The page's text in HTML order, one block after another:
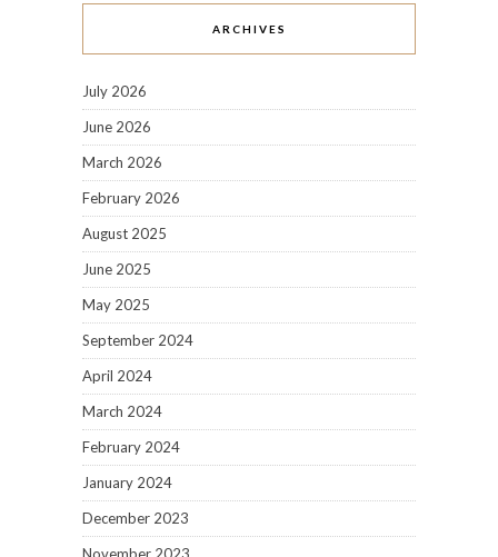
ARCHIVES
July 2026
June 2026
March 2026
February 2026
August 2025
June 2025
May 2025
September 2024
April 2024
March 2024
February 2024
January 2024
December 2023